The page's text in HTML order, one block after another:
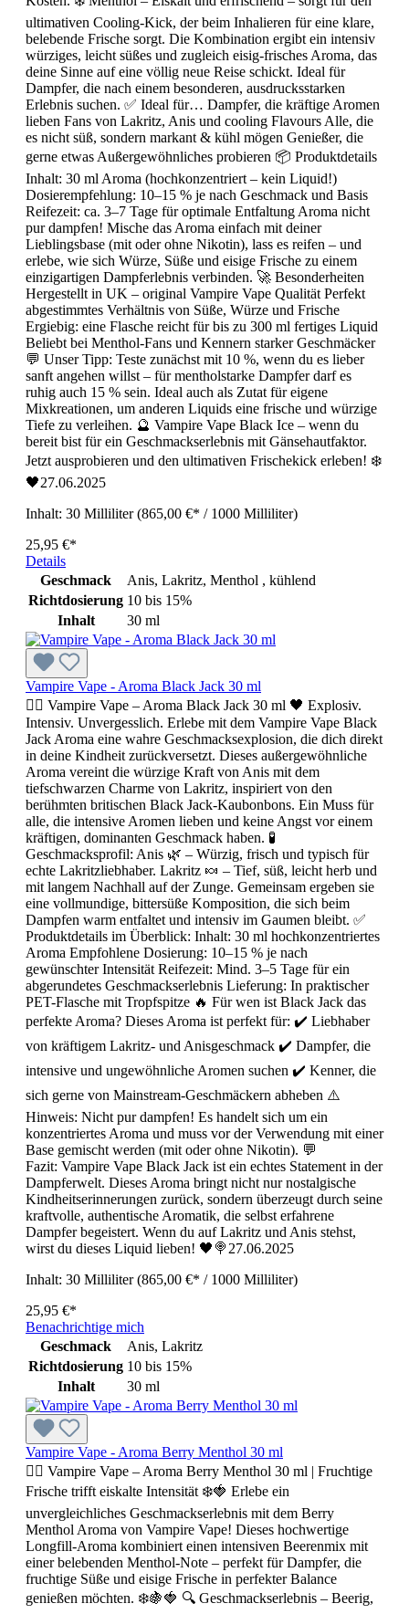
ultimativen Cooling-Kick, der beim Inhalieren für eine klare,
belebende Frische sorgt. Die Kombination ergibt ein intensiv
würziges, leicht süßes und zugleich eisig-frisches Aroma, das
deine Sinne auf eine völlig neue Reise schickt. Ideal für
Dampfer, die nach einem besonderen, ausdrucksstarken
Erlebnis suchen. ✅ Ideal für… Dampfer, die kräftige Aromen
lieben Fans von Lakritz, Anis und cooling Flavours Alle, die
es nicht süß, sondern markant & kühl mögen Genießer, die
gerne etwas Außergewöhnliches probieren 📦 Produktdetails
Inhalt: 30 ml Aroma (hochkonzentriert – kein Liquid!)
Dosierempfehlung: 10–15 % je nach Geschmack und Basis
Reifezeit: ca. 3–7 Tage für optimale Entfaltung Aroma nicht
pur dampfen! Mische das Aroma einfach mit deiner
Lieblingsbase (mit oder ohne Nikotin), lass es reifen – und
erlebe, wie sich Würze, Süße und eisige Frische zu einem
einzigartigen Dampferlebnis verbinden. 🚀 Besonderheiten
Hergestellt in UK – original Vampire Vape Qualität Perfekt
abgestimmtes Verhältnis von Süße, Würze und Frische
Ergiebig: eine Flasche reicht für bis zu 300 ml fertiges Liquid
Beliebt bei Menthol-Fans und Kennern starker Geschmäcker
💬 Unser Tipp: Teste zunächst mit 10 %, wenn du es lieber
sanft angehen willst – für mentholstarke Dampfer darf es
ruhig auch 15 % sein. Ideal auch als Zutat für eigene
Mixkreationen, um anderen Liquids eine frische und würzige
Tiefe zu verleihen. 🔮 Vampire Vape Black Ice – wenn du
bereit bist für ein Geschmackserlebnis mit Gänsehautfaktor.
Jetzt ausprobieren und den ultimativen Frischekick erleben! ❄️
🖤27.06.2025
Inhalt: 30 Milliliter(865,00 €* / 1000 Milliliter)
25,95 €*
Details
Geschmack
Anis, Lakritz, Menthol , kühlend
Richtdosierung 10 bis 15%
Inhalt
30 ml
Vampire Vape - Aroma Black Jack 30 ml
🧛‍♂️ Vampire Vape – Aroma Black Jack 30 ml 🖤 Explosiv.
Intensiv. Unvergesslich. Erlebe mit dem Vampire Vape Black
Jack Aroma eine wahre Geschmacksexplosion, die dich direkt
in deine Kindheit zurückversetzt. Dieses außergewöhnliche
Aroma vereint die würzige Kraft von Anis mit dem
tiefschwarzen Charme von Lakritz, inspiriert von den
berühmten britischen Black Jack-Kaubonbons. Ein Muss für
alle, die intensive Aromen lieben und keine Angst vor einem
kräftigen, dominanten Geschmack haben. 🧪
Geschmacksprofil: Anis 🌿 – Würzig, frisch und typisch für
echte Lakritzliebhaber. Lakritz 🍬 – Tief, süß, leicht herb und
mit langem Nachhall auf der Zunge. Gemeinsam ergeben sie
eine vollmundige, bittersüße Komposition, die sich beim
Dampfen warm entfaltet und intensiv im Gaumen bleibt. ✅
Produktdetails im Überblick: Inhalt: 30 ml hochkonzentriertes
Aroma Empfohlene Dosierung: 10–15 % je nach
gewünschter Intensität Reifezeit: Mind. 3–5 Tage für ein
abgerundetes Geschmackserlebnis Lieferung: In praktischer
PET-Flasche mit Tropfspitze 🔥 Für wen ist Black Jack das
perfekte Aroma? Dieses Aroma ist perfekt für: ✔️ Liebhaber
von kräftigem Lakritz- und Anisgeschmack ✔️ Dampfer, die
intensive und ungewöhnliche Aromen suchen ✔️ Kenner, die
sich gerne von Mainstream-Geschmäckern abheben ⚠️
Hinweis: Nicht pur dampfen! Es handelt sich um ein
konzentriertes Aroma und muss vor der Verwendung mit einer
Base gemischt werden (mit oder ohne Nikotin). 💬
Fazit: Vampire Vape Black Jack ist ein echtes Statement in der
Dampferwelt. Dieses Aroma bringt nicht nur nostalgische
Kindheitserinnerungen zurück, sondern überzeugt durch seine
kraftvolle, authentische Aromatik, die selbst erfahrene
Dampfer begeistert. Wenn du auf Lakritz und Anis stehst,
wirst du dieses Liquid lieben! 🖤🍭27.06.2025
Inhalt: 30 Milliliter(865,00 €* / 1000 Milliliter)
25,95 €*
Benachrichtige mich
Geschmack
Anis, Lakritz
Richtdosierung 10 bis 15%
Inhalt
30 ml
Vampire Vape - Aroma Berry Menthol 30 ml
🧛‍♂️ Vampire Vape – Aroma Berry Menthol 30 ml | Fruchtige
Frische trifft eiskalte Intensität ❄️🍓 Erlebe ein
unvergleichliches Geschmackserlebnis mit dem Berry
Menthol Aroma von Vampire Vape! Dieses hochwertige
Longfill-Aroma kombiniert einen intensiven Beerenmix mit
einer belebenden Menthol-Note – perfekt für Dampfer, die
fruchtige Süße und eisige Frische in perfekter Balance
genießen möchten. ❄️🍇🍓 🔍 Geschmackserlebnis – Beerig,